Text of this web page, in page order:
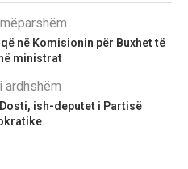
në Komisionin për Buxhet të
ministrat
ardhshëm
ish-deputet i Partisë